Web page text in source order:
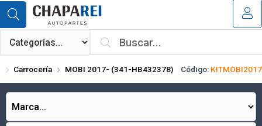
Compartir por email
¿Tienes cupón de descuento?
Carrocería MOBI 2017- (341-HB432378) Código: KITMOBI2017